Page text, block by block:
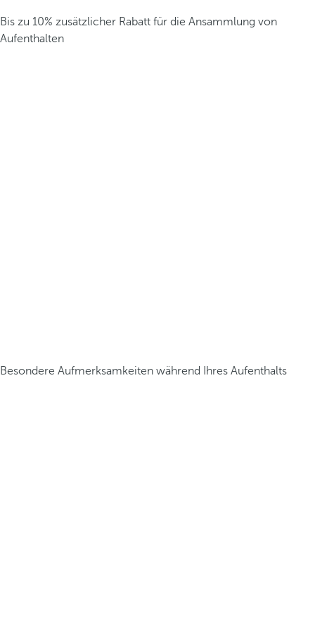
Bis zu 10% zusätzlicher Rabatt für die Ansammlung von
Aufenthalten
Besondere Aufmerksamkeiten während Ihres Aufenthalts